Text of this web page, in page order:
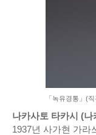
「녹유경통」(
나카사토 타카시 (나
1937년 사가현 가라